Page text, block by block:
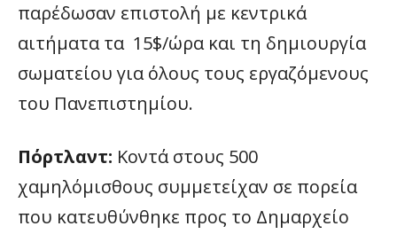
παρέδωσαν επιστολή με κεντρικά
αιτήματα τα 15$/ώρα και τη δημιουργία
σωματείου για όλους τους εργαζόμενους
του Πανεπιστημίου.
Πόρτλαντ: Κοντά στους 500
χαμηλόμισθους συμμετείχαν σε πορεία
που κατευθύνθηκε προς το Δημαρχείο